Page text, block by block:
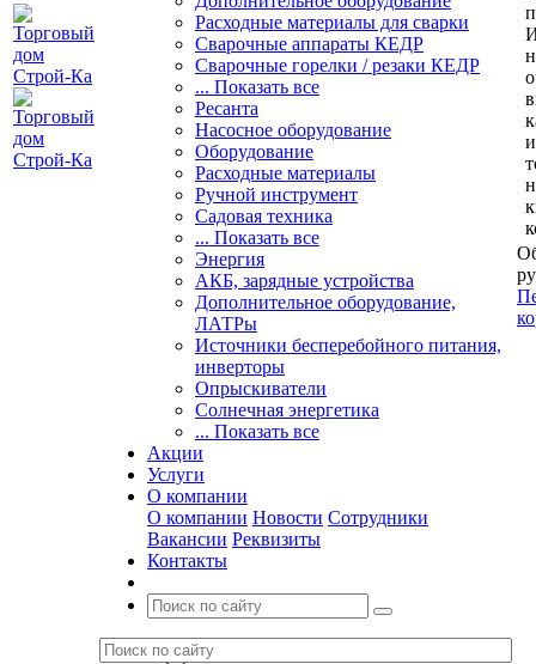
Расходные материалы для сварки
Сварочные аппараты КЕДР
Сварочные горелки / резаки КЕДР
... Показать все
Ресанта
Насосное оборудование
Оборудование
Расходные материалы
Ручной инструмент
Садовая техника
... Показать все
Энергия
АКБ, зарядные устройства
Дополнительное оборудование,
ЛАТРы
Источники бесперебойного питания,
инверторы
Опрыскиватели
Солнечная энергетика
... Показать все
Акции
Услуги
О компании
О компании Новости Сотрудники
Вакансии Реквизиты
Контакты